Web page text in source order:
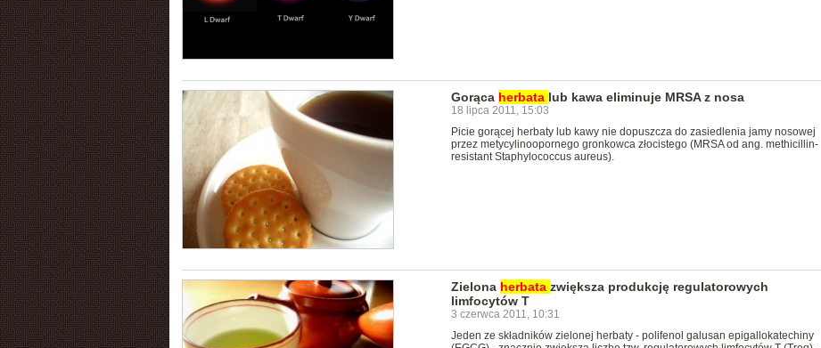
Gorąca herbata lub kawa eliminuje MRSA z nosa
18 lipca 2011, 15:03
Picie gorącej herbaty lub kawy nie dopuszcza do zasiedlenia jamy nosowej
przez metycylinoopornego gronkowca złocistego (MRSA od ang. methicillin-
resistant Staphylococcus aureus).
Zielona herbata zwiększa produkcję regulatorowych
limfocytów T
3 czerwca 2011, 10:31
Jeden ze składników zielonej herbaty - polifenol galusan epigallokatechiny